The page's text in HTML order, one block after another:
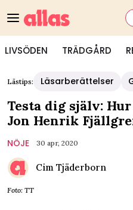
LIVSÖDEN TRÄDGÅRD
Lästips: Läsarberättelser
Testa dig själv:
Jon Henrik
NÖJE 30 apr, 2020
Cim Tjäderborn
Foto: TT